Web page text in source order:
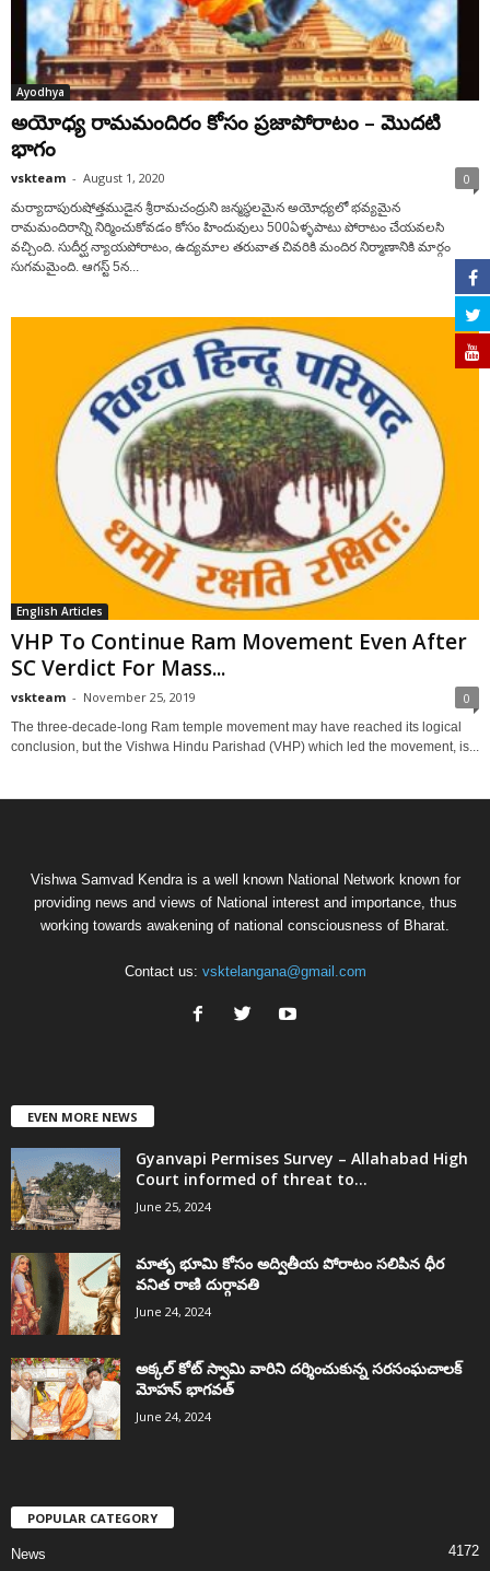
Ayodhya
అయోధ్య రామమందిరం కోసం ప్రజాపోరాటం – మొదటి
భాగం
vskteam - August 1, 2020 0
మర్యాదాపురుషోత్తముడైన శ్రీరామచంద్రుని జన్మస్థలమైన అయోధ్యలో భవ్యమైన
రామమందిరాన్ని నిర్మించుకోవడం కోసం హిందువులు 500ఏళ్ళపాటు పోరాటం చేయవలసి
వచ్చింది. సుదీర్ఘ న్యాయపోరాటం, ఉద్యమాల తరువాత చివరికి మందిర నిర్మాణానికి మార్గం
సుగమమైంది. ఆగస్ట్ 5న...
English Articles
VHP To Continue Ram Movement Even After
SC Verdict For Mass...
vskteam - November 25, 2019 0
The three-decade-long Ram temple movement may have reached its logical
conclusion, but the Vishwa Hindu Parishad (VHP) which led the movement, is...
Vishwa Samvad Kendra is a well known National Network known for
providing news and views of National interest and importance, thus
working towards awakening of national consciousness of Bharat.
Contact us: vsktelangana@gmail.com
EVEN MORE NEWS
Gyanvapi Permises Survey – Allahabad High
Court informed of threat to...
June 25, 2024
మాతృ భూమి కోసం అద్వితీయ పోరాటం సలిపిన ధీర
వనిత రాణి దుర్గావతి
June 24, 2024
అక్కల్‌ కోట్‌ స్వామి వారిని దర్శించుకున్న సరసంఘచాలక్
మోహన్ భాగవత్
June 24, 2024
POPULAR CATEGORY
News 4172